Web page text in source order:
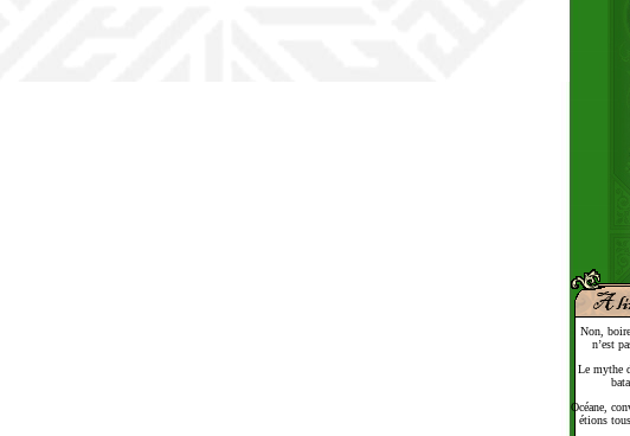
Non,
n’est
Le mythe
Océane,
étions